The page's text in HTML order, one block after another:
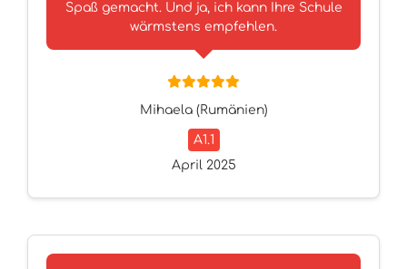
Spaß gemacht. Und ja, ich kann Ihre Schule
wärmstens empfehlen.
Mihaela (Rumänien)
A1.1
April 2025